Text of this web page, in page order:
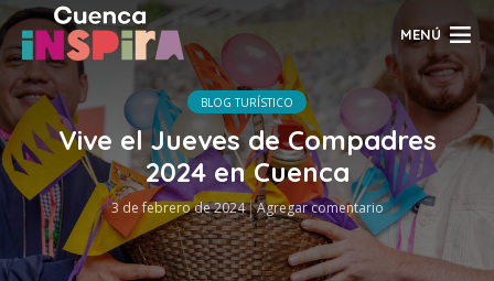
MENÚ
BLOG TURÍSTICO
Vive el Jueves de Compadres
2024 en Cuenca
3 de febrero de 2024 Agregar comentario